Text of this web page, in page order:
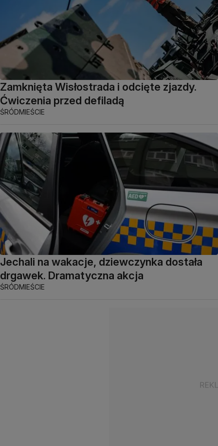
Zamknięta Wisłostrada i odcięte zjazdy.
Ćwiczenia przed defiladą
ŚRÓDMIEŚCIE
Jechali na wakacje, dziewczynka dostała
drgawek. Dramatyczna akcja
ŚRÓDMIEŚCIE